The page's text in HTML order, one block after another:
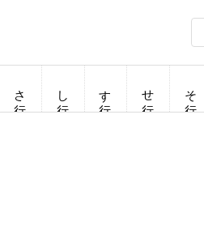
さ行 し行 す行 せ行 そ行